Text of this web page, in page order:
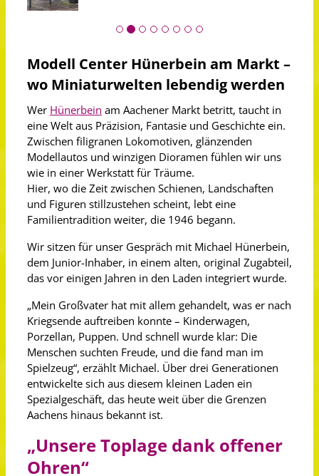
Modell Center Hünerbein am Markt –
wo Miniaturwelten lebendig werden
Wer Hünerbein am Aachener Markt betritt, taucht in
eine Welt aus Präzision, Fantasie und Geschichte ein.
Zwischen filigranen Lokomotiven, glänzenden
Modellautos und winzigen Dioramen fühlen wir uns
wie in einer Werkstatt für Träume.
Hier, wo die Zeit zwischen Schienen, Landschaften
und Figuren stillzustehen scheint, lebt eine
Familientradition weiter, die 1946 begann.
Wir sitzen für unser Gespräch mit Michael Hünerbein,
dem Junior-Inhaber, in einem alten, original Zugabteil,
das vor einigen Jahren in den Laden integriert wurde.
„Mein Großvater hat mit allem gehandelt, was er nach
Kriegsende auftreiben konnte – Kinderwagen,
Porzellan, Puppen. Und schnell wurde klar: Die
Menschen suchten Freude, und die fand man im
Spielzeug“, erzählt Michael. Über drei Generationen
entwickelte sich aus diesem kleinen Laden ein
Spezialgeschäft, das heute weit über die Grenzen
Aachens hinaus bekannt ist.
„Unsere Toplage dank offener
Ohren“